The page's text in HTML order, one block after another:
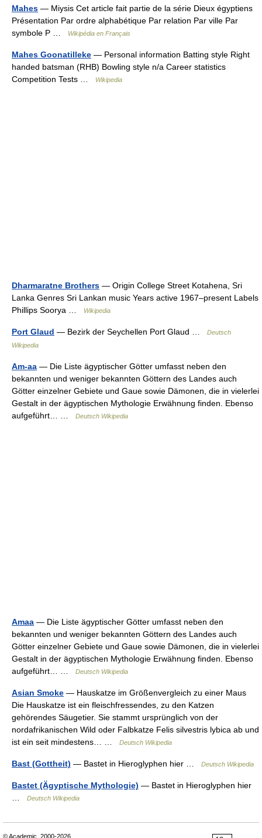
Mahes — Miysis Cet article fait partie de la série Dieux égyptiens
Présentation Par ordre alphabétique Par relation Par ville Par
symbole P …
Wikipédia en Français
Mahes Goonatilleke — Personal information Batting style Right
handed batsman (RHB) Bowling style n/a Career statistics
Competition Tests …
Wikipedia
Dharmaratne Brothers — Origin College Street Kotahena, Sri
Lanka Genres Sri Lankan music Years active 1967–present Labels
Phillips Soorya …
Wikipedia
Port Glaud — Bezirk der Seychellen Port Glaud …
Deutsch
Wikipedia
Am-aa — Die Liste ägyptischer Götter umfasst neben den
bekannten und weniger bekannten Göttern des Landes auch
Götter einzelner Gebiete und Gaue sowie Dämonen, die in vielerlei
Gestalt in der ägyptischen Mythologie Erwähnung finden. Ebenso
aufgeführt… …
Deutsch Wikipedia
Amaa — Die Liste ägyptischer Götter umfasst neben den
bekannten und weniger bekannten Göttern des Landes auch
Götter einzelner Gebiete und Gaue sowie Dämonen, die in vielerlei
Gestalt in der ägyptischen Mythologie Erwähnung finden. Ebenso
aufgeführt… …
Deutsch Wikipedia
Asian Smoke — Hauskatze im Größenvergleich zu einer Maus
Die Hauskatze ist ein fleischfressendes, zu den Katzen
gehörendes Säugetier. Sie stammt ursprünglich von der
nordafrikanischen Wild oder Falbkatze Felis silvestris lybica ab und
ist ein seit mindestens… …
Deutsch Wikipedia
Bast (Gottheit) — Bastet in Hieroglyphen hier … Deutsch Wikipedia
Bastet (Ägyptische Mythologie) — Bastet in Hieroglyphen hier
Deutsch Wikipedia
© Academic, 2000-2026